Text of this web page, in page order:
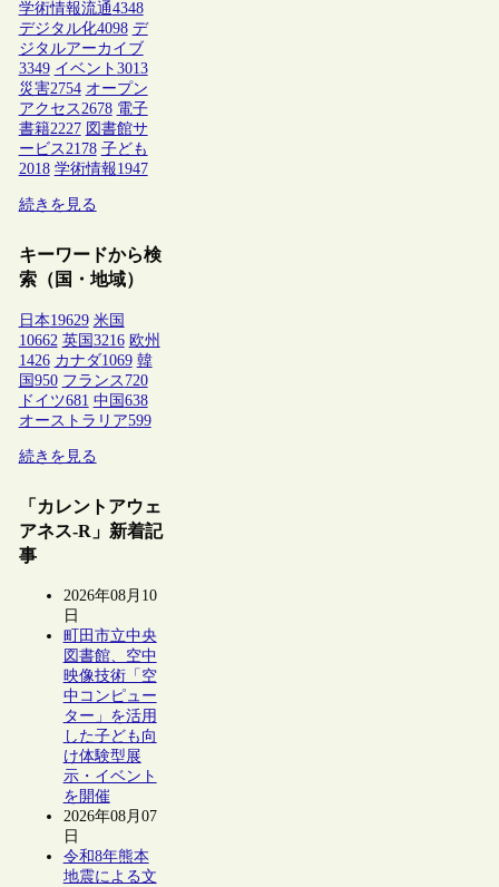
学術情報流通4348
デジタル化4098 デ
ジタルアーカイブ
3349 イベント 3013
災害2754 オープン
アクセス2678 電子
書籍2227 図書館サ
ービス2178 子ども
2018 学術情報1947
続きを見る
キーワードから検
索（国・地域）
日本19629 米国
10662 英国3216 欧州
1426 カナダ1069 韓
国950 フランス 720
ドイツ681 中国638
オーストラリア599
続きを見る
「カレントアウェ
アネス-R」新着記
事
2026年08月10
日
町田市立中央
図書館、空中
映像技術「空
中コンピュー
ター」を活用
した子ども向
け体験型展
示・イベント
を開催
2026年08月07
日
令和8年熊本
地震による文